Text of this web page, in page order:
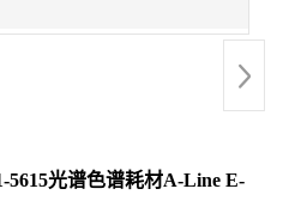
光谱色谱耗材A-Line E-